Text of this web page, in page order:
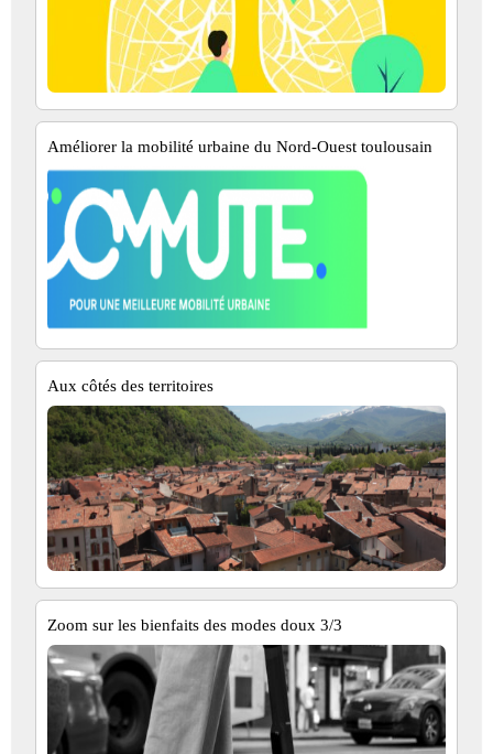
Améliorer la mobilité urbaine du Nord-Ouest toulousain
Aux côtés des territoires
Zoom sur les bienfaits des modes doux 3/3